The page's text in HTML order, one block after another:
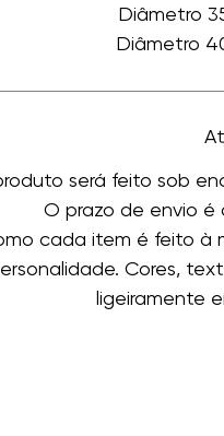
Diâmetro
Diâmetro
será feito sob
O prazo de envio é
cada item é feito à
Cores,
ligeiramente